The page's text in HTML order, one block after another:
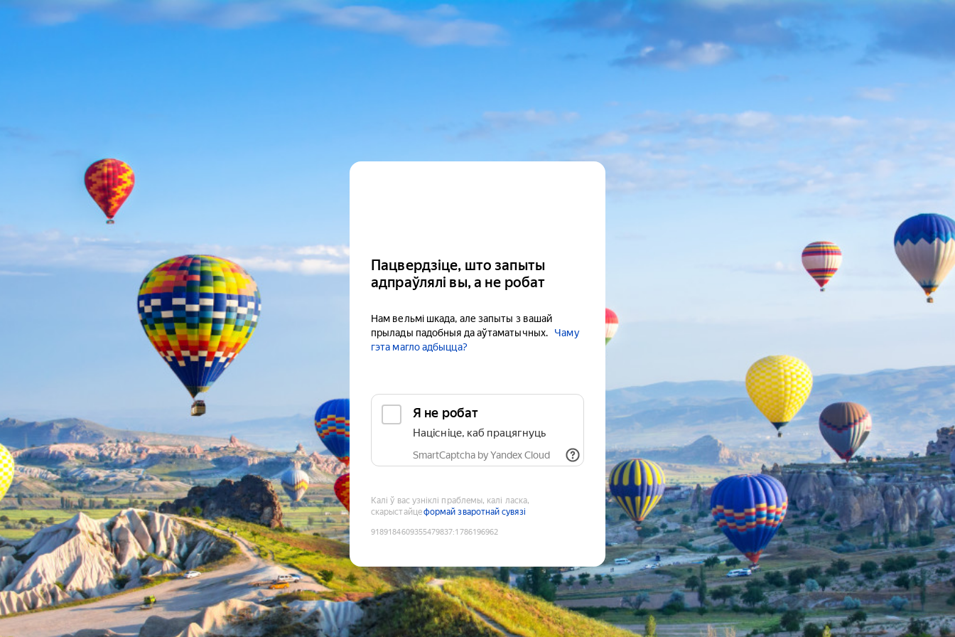
Пацвердзіце, што запыты
адпраўлялі вы, а не робат
Нам вельмі шкада, але запыты з вашай
прылады падобныя да аўтаматычных.
Чаму
гэта магло адбыцца?
Я не робат
Націсніце, каб працягнуць
SmartCaptcha by Yandex Cloud
Калі ў вас узніклі праблемы, калі ласка,
скарыстайцеформай зваротнай сувязі
9189184609355479837:1786196962